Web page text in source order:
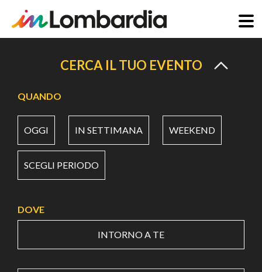
principale
CERCA IL TUO EVENTO
QUANDO
OGGI IN SETTIMANA WEEKEND
SCEGLI PERIODO
DOVE
INTORNO A TE